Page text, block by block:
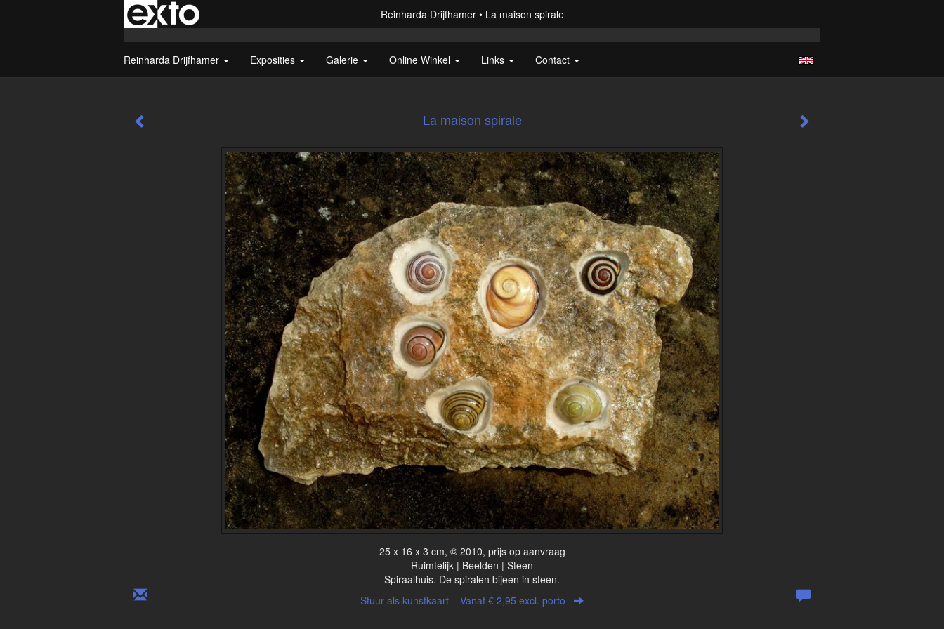
Reinharda Drijfhamer La maison spirale
Reinharda Drijfhamer Exposities Galerie Online Winkel Links Contact
La maison spirale
25 x 16 x 3 cm, © 2010, prijs op aanvraag
Ruimtelijk | Beelden | Steen
Spiraalhuis. De spiralen bijeen in steen.
Stuur als kunstkaart Vanaf € 2,95 excl. porto